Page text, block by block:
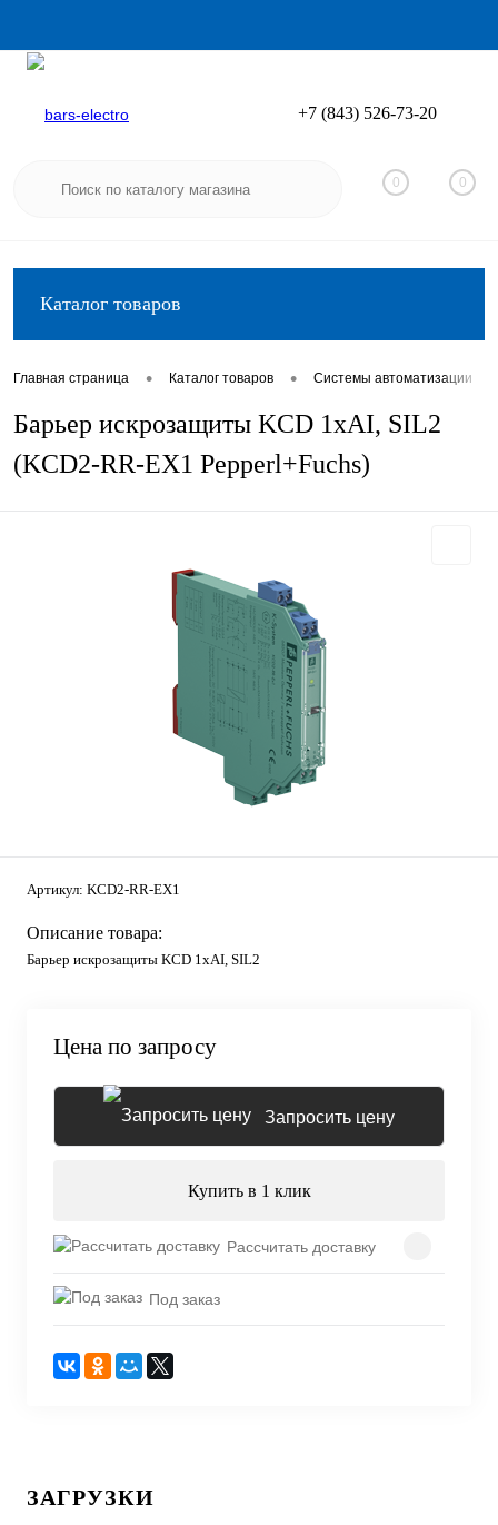
Вход
+7 (843) 526-73-20
0 0
Каталог товаров
Главная страница • Каталог товаров • Системы автоматизации
Барьер искрозащиты KCD 1хAI, SIL2
(KCD2-RR-EX1 Pepperl+Fuchs)
Артикул: KCD2-RR-EX1
Описание товара:
Барьер искрозащиты KCD 1хAI, SIL2
Цена по запросу
Запросить цену
Купить в 1 клик
Рассчитать доставку
Под заказ
ЗАГРУЗКИ